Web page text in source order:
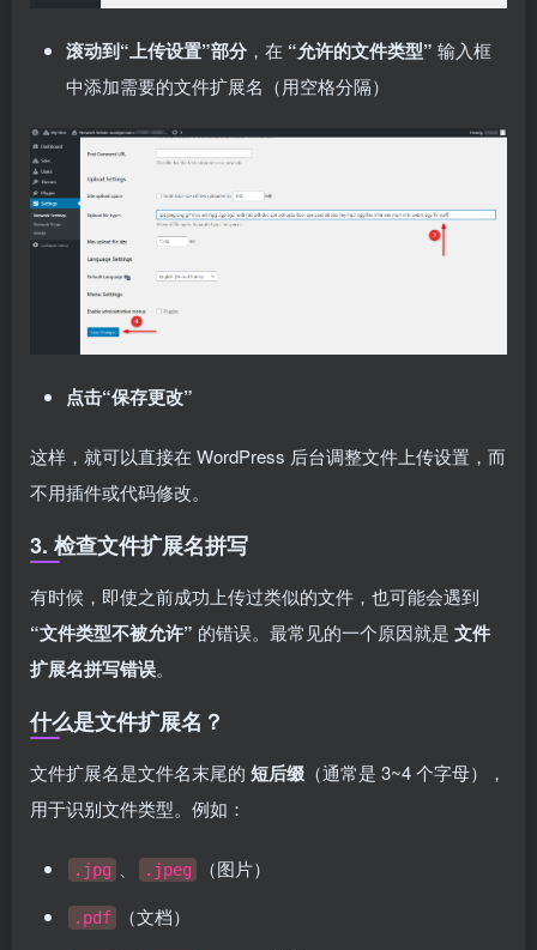
滚动到“上传设置”部分 ，在 “允许的文件类型” 输入框
中添加需要的文件扩展名（用空格分隔）
点击“保存更改”
这样，就可以直接在 WordPress 后台调整文件上传设置，而
不用插件或代码修改。
3. 检查文件扩展名拼写
有时候，即使之前成功上传过类似的文件，也可能会遇到
“文件类型不被允许” 的错误。最常见的一个原因就是 文件
扩展名拼写错误。
什么是文件扩展名？
文件扩展名是文件名末尾的 短后缀 （通常是 3~4 个字母），
用于识别文件类型。例如：
.jpg .jpeg （图片）
.pdf （文档）